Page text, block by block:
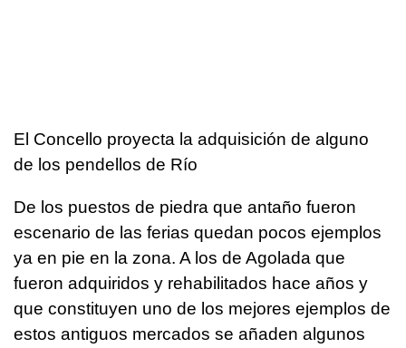
El Concello proyecta la adquisición de alguno
de los pendellos de Río
De los puestos de piedra que antaño fueron
escenario de las ferias quedan pocos ejemplos
ya en pie en la zona. A los de Agolada que
fueron adquiridos y rehabilitados hace años y
que constituyen uno de los mejores ejemplos de
estos antiguos mercados se añaden algunos